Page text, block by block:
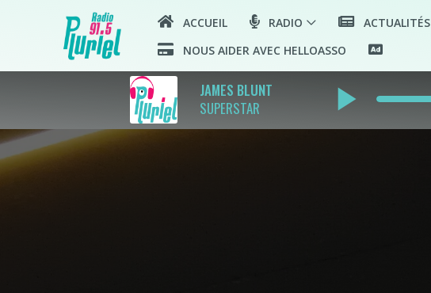
ACCUEIL RADIO ACTUALITÉS
NOUS AIDER AVEC HELLOASSO
JAMES BLUNT
SUPERSTAR
play_arrow